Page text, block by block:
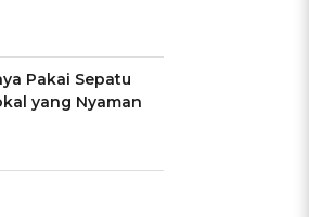
Pakai Sepatu
yang Nyaman